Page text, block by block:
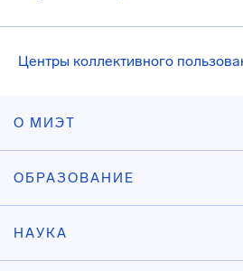
Центры коллективного
О МИЭТ
ОБРАЗОВАНИЕ
НАУКА